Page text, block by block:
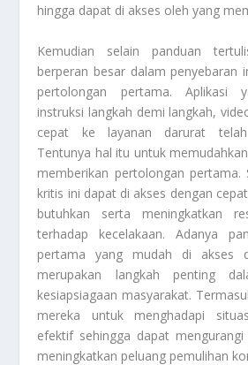
hingga dapat di akses oleh yang
Kemudian selain panduan
berperan besar dalam penyebaran
pertolongan pertama. Aplikasi
instruksi langkah demi langkah,
cepat ke layanan darurat
Tentunya hal itu untuk
memberikan pertolongan pertama.
kritis ini dapat di akses dengan
butuhkan serta meningkatkan
terhadap kecelakaan. Adanya
pertama yang mudah di akses
merupakan langkah penting
kesiapsiagaan masyarakat.
mereka untuk menghadapi
efektif sehingga dapat
meningkatkan peluang pemulihan